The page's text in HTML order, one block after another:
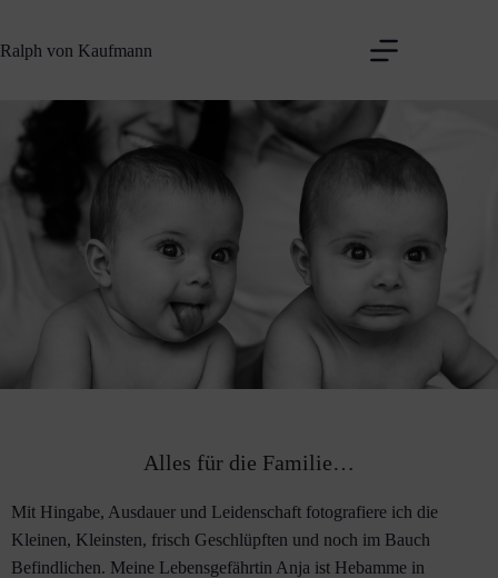
Inhalt
Ralph von Kaufmann
Alles für die Familie…
Mit Hingabe, Ausdauer und Leidenschaft fotografiere ich die
Kleinen, Kleinsten, frisch Geschlüpften und noch im Bauch
Befindlichen. Meine Lebensgefährtin Anja ist Hebamme in